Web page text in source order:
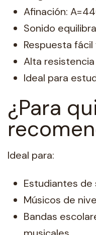
Afinación:
Sonido
Respuesta
Alta
Ideal para
¿Para
Ideal para:
Estudiantes
Músicos de
Bandas